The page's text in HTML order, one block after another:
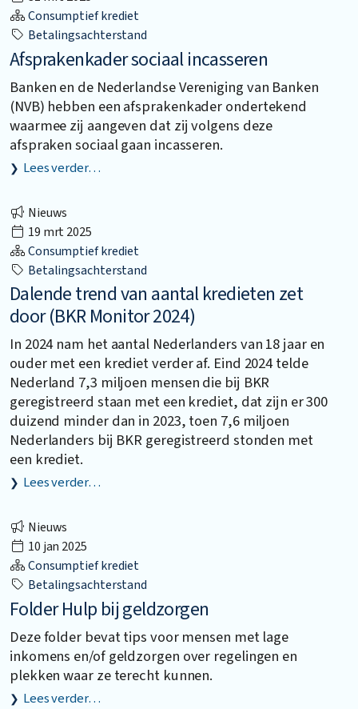
Consumptief krediet
Betalingsachterstand
Afsprakenkader sociaal incasseren
Banken en de Nederlandse Vereniging van Banken
(NVB) hebben een afsprakenkader ondertekend
waarmee zij aangeven dat zij volgens deze
afspraken sociaal gaan incasseren.
Lees verder…
Nieuws
19 mrt 2025
Consumptief krediet
Betalingsachterstand
Dalende trend van aantal kredieten zet
door (BKR Monitor 2024)
In 2024 nam het aantal Nederlanders van 18 jaar en
ouder met een krediet verder af. Eind 2024 telde
Nederland 7,3 miljoen mensen die bij BKR
geregistreerd staan met een krediet, dat zijn er 300
duizend minder dan in 2023, toen 7,6 miljoen
Nederlanders bij BKR geregistreerd stonden met
een krediet.
Lees verder…
Nieuws
10 jan 2025
Consumptief krediet
Betalingsachterstand
Folder Hulp bij geldzorgen
Deze folder bevat tips voor mensen met lage
inkomens en/of geldzorgen over regelingen en
plekken waar ze terecht kunnen.
Lees verder…